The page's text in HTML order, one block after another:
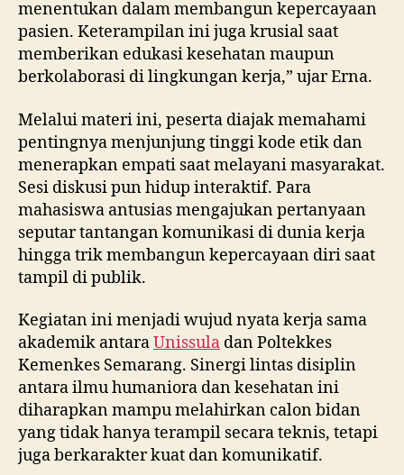
menentukan dalam membangun kepercayaan
pasien. Keterampilan ini juga krusial saat
memberikan edukasi kesehatan maupun
berkolaborasi di lingkungan kerja,” ujar Erna.
Melalui materi ini, peserta diajak memahami
pentingnya menjunjung tinggi kode etik dan
menerapkan empati saat melayani masyarakat.
Sesi diskusi pun hidup interaktif. Para
mahasiswa antusias mengajukan pertanyaan
seputar tantangan komunikasi di dunia kerja
hingga trik membangun kepercayaan diri saat
tampil di publik.
Kegiatan ini menjadi wujud nyata kerja sama
akademik antaraUnissula dan Poltekkes
Kemenkes Semarang. Sinergi lintas disiplin
antara ilmu humaniora dan kesehatan ini
diharapkan mampu melahirkan calon bidan
yang tidak hanya terampil secara teknis, tetapi
juga berkarakter kuat dan komunikatif.